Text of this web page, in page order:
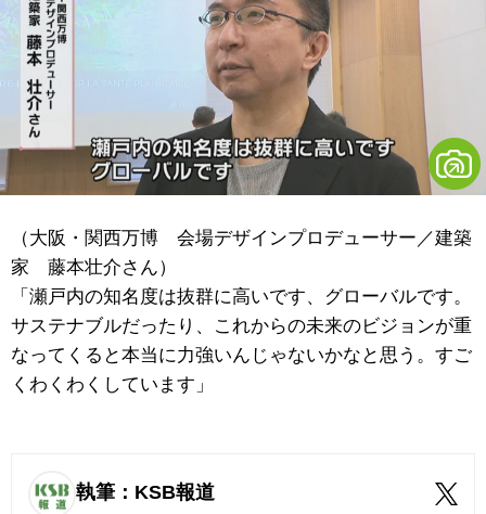
（大阪・関西万博 会場デザインプロデューサー／建築
家 藤本壮介さん）
「瀬戸内の知名度は抜群に高いです、グローバルです。
サステナブルだったり、これからの未来のビジョンが重
なってくると本当に力強いんじゃないかなと思う。すご
くわくわくしています」
執筆：KSB報道